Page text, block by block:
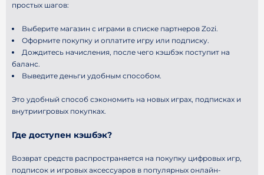
простых шагов:
Выберите магазин с играми в списке партнеров Zozi.
Оформите покупку и оплатите игру или подписку.
Дождитесь начисления, после чего кэшбэк поступит на
баланс.
Выведите деньги удобным способом.
Это удобный способ сэкономить на новых играх, подписках и
внутриигровых покупках.
Где доступен кэшбэк?
Возврат средств распространяется на покупку цифровых игр,
подписок и игровых аксессуаров в популярных онлайн-